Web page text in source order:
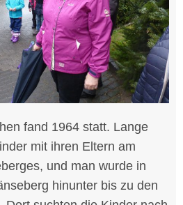
fand 1964 statt. Lange
mit ihren Eltern am
und man wurde in
hinunter bis zu den